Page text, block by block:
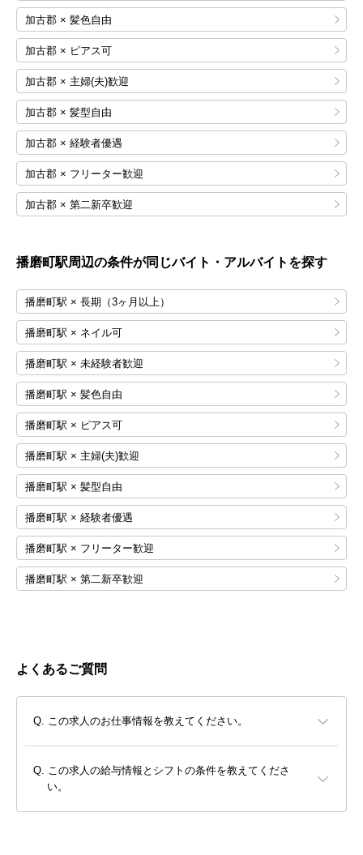
加古郡 × 髪色自由
加古郡 × ピアス可
加古郡 × 主婦(夫)歓迎
加古郡 × 髪型自由
加古郡 × 経験者優遇
加古郡 × フリーター歓迎
加古郡 × 第二新卒歓迎
播磨町駅周辺の条件が同じバイト・アルバイトを探す
播磨町駅 × 長期（3ヶ月以上）
播磨町駅 × ネイル可
播磨町駅 × 未経験者歓迎
播磨町駅 × 髪色自由
播磨町駅 × ピアス可
播磨町駅 × 主婦(夫)歓迎
播磨町駅 × 髪型自由
播磨町駅 × 経験者優遇
播磨町駅 × フリーター歓迎
播磨町駅 × 第二新卒歓迎
よくあるご質問
この求人のお仕事情報を教えてください。
この求人の給与情報とシフトの条件を教えてくださ
い。